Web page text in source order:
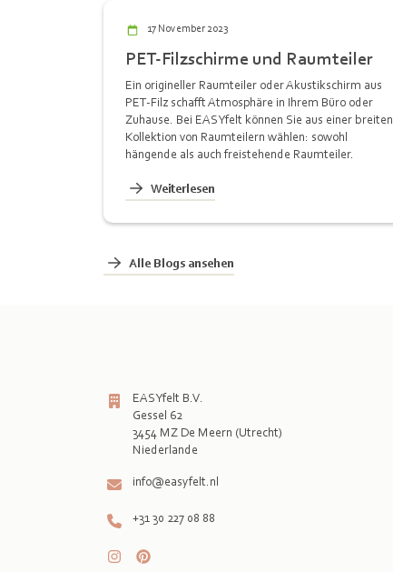
17 November 2023
PET-Filzschirme und Raumteiler
Ein origineller Raumteiler oder Akustikschirm aus
PET-Filz schafft Atmosphäre in Ihrem Büro oder
Zuhause. Bei EASYfelt können Sie aus einer breiten
Kollektion von Raumteilern wählen: sowohl
hängende als auch freistehende Raumteiler.
Weiterlesen
Alle Blogs ansehen
EASYfelt B.V.
Gessel 62
3454 MZ De Meern (Utrecht)
info@easyfelt.nl
+31 30 227 08 88